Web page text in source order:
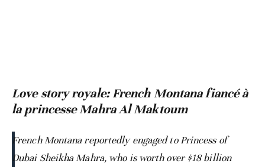
Love story royale: French Montana fiancé à
la princesse Mahra Al Maktoum
French Montana reportedly engaged to Princess of
Dubai Sheikha Mahra, who is worth over $18 billion